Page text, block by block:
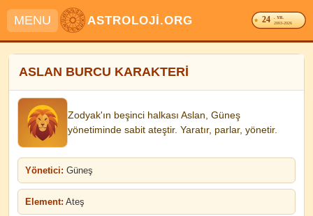
MENU ASTROLOJİ.ORG 24 . YIL
2003-2026
ASLAN BURCU KARAKTERİ
Zodyak'ın beşinci halkası Aslan, Güneş
yönetiminde sabit ateştir. Yaratır, parlar, yönetir.
Yönetici: Güneş
Element: Ateş